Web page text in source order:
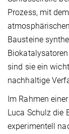
Prozess, mit
Bausteine
sind sie ein
nachhaltige
Im Rahmen
Luca Schulz die
experimentell